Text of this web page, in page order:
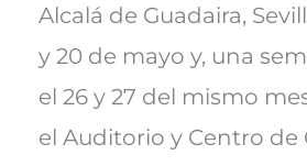
Alcalá de Guadaira,
y 20 de mayo y, una
el 26 y 27 del mismo
el Auditorio y Centro de